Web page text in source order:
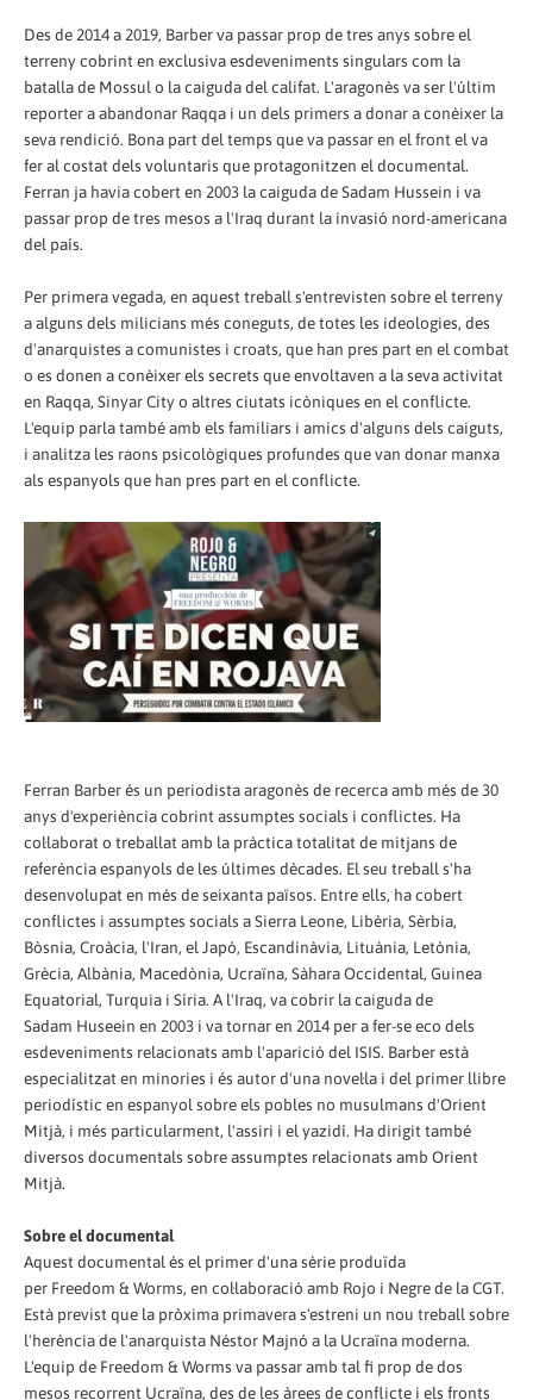
Des de 2014 a 2019, Barber va passar prop de tres anys sobre el
terreny cobrint en exclusiva esdeveniments singulars com la
batalla de Mossul o la caiguda del califat. L'aragonès va ser l'últim
reporter a abandonar Raqqa i un dels primers a donar a conèixer la
seva rendició. Bona part del temps que va passar en el front el va
fer al costat dels voluntaris que protagonitzen el documental.
Ferran ja havia cobert en 2003 la caiguda de Sadam Hussein i va
passar prop de tres mesos a l'Iraq durant la invasió nord-americana
del país.
Per primera vegada, en aquest treball s'entrevisten sobre el terreny
a alguns dels milicians més coneguts, de totes les ideologies, des
d'anarquistes a comunistes i croats, que han pres part en el combat
o es donen a conèixer els secrets que envoltaven a la seva activitat
en Raqqa, Sinyar City o altres ciutats icòniques en el conflicte.
L'equip parla també amb els familiars i amics d'alguns dels caiguts,
i analitza les raons psicològiques profundes que van donar manxa
als espanyols que han pres part en el conflicte.
Ferran Barber és un periodista aragonès de recerca amb més de 30
anys d'experiència cobrint assumptes socials i conflictes. Ha
col·laborat o treballat amb la pràctica totalitat de mitjans de
referència espanyols de les últimes dècades. El seu treball s'ha
desenvolupat en més de seixanta països. Entre ells, ha cobert
conflictes i assumptes socials a Sierra Leone, Libèria, Sèrbia,
Bòsnia, Croàcia, l'Iran, el Japó, Escandinàvia, Lituània, Letònia,
Grècia, Albània, Macedònia, Ucraïna, Sàhara Occidental, Guinea
Equatorial, Turquia i Síria. A l'Iraq, va cobrir la caiguda de
Sadam Huseein en 2003 i va tornar en 2014 per a fer-se eco dels
esdeveniments relacionats amb l'aparició del ISIS. Barber està
especialitzat en minories i és autor d'una novel·la i del primer llibre
periodístic en espanyol sobre els pobles no musulmans d'Orient
Mitjà, i més particularment, l'assiri i el yazidí. Ha dirigit també
diversos documentals sobre assumptes relacionats amb Orient
Mitjà.
Sobre el documental
Aquest documental és el primer d'una sèrie produïda
per Freedom & Worms, en col·laboració amb Rojo i Negre de la CGT.
Està previst que la pròxima primavera s'estreni un nou treball sobre
l'herència de l'anarquista Néstor Majnó a la Ucraïna moderna.
L'equip de Freedom & Worms va passar amb tal fi prop de dos
mesos recorrent Ucraïna, des de les àrees de conflicte i els fronts